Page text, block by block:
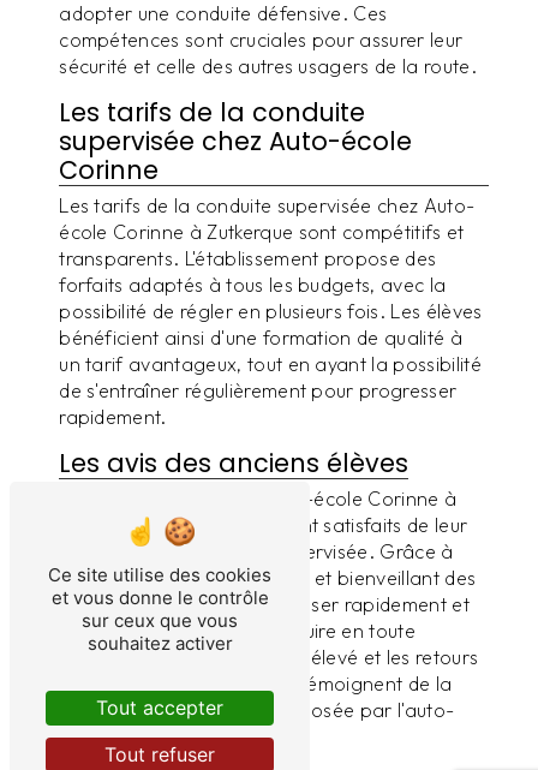
adopter une conduite défensive. Ces
compétences sont cruciales pour assurer leur
sécurité et celle des autres usagers de la route.
Les tarifs de la conduite
supervisée chez Auto-école
Corinne
Les tarifs de la conduite supervisée chez Auto-
école Corinne à Zutkerque sont compétitifs et
transparents. L'établissement propose des
forfaits adaptés à tous les budgets, avec la
possibilité de régler en plusieurs fois. Les élèves
bénéficient ainsi d'une formation de qualité à
un tarif avantageux, tout en ayant la possibilité
de s'entraîner régulièrement pour progresser
rapidement.
Les avis des anciens élèves
Les anciens élèves de l'Auto-école Corinne à
Zutkerque ont été pleinement satisfaits de leur
expérience en conduite supervisée. Grâce à
l'encadrement professionnel et bienveillant des
moniteurs, ils ont pu progresser rapidement et
obtenir leur permis de conduire en toute
sérénité. Le taux de réussite élevé et les retours
positifs des anciens élèves témoignent de la
qualité de la formation proposée par l'auto-
école.
Ce site utilise des cookies
et vous donne le contrôle
sur ceux que vous
souhaitez activer
Tout accepter
Tout refuser